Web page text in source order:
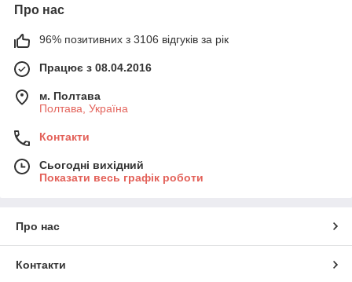
Про нас
96% позитивних з 3106 відгуків за рік
Працює з 08.04.2016
м. Полтава
Полтава, Україна
Контакти
Сьогодні вихідний
Показати весь графік роботи
Про нас
Контакти